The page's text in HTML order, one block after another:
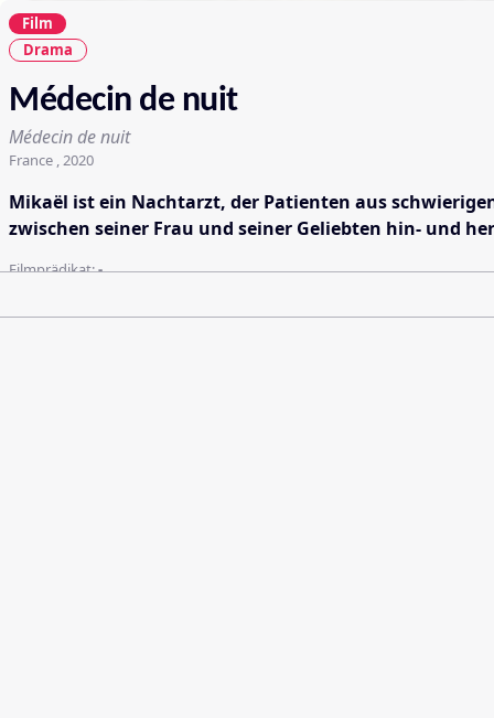
Film
Drama
Médecin de nuit
Médecin de nuit
France , 2020
Mikaël ist ein Nachtarzt, der Patienten aus
zwischen seiner Frau und seiner Geliebten hin- und
Filmprädikat:-